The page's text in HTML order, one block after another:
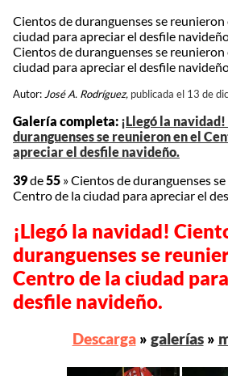
Cientos de duranguenses se
ciudad para apreciar el desfile
Cientos de duranguenses se
ciudad para apreciar el desfile
Autor:José A. Rodríguez, publicada el 13 de
Galería completa: ¡Llegó la
duranguenses se reunieron en el
apreciar el desfile navideño.
39de55 »Cientos de duranguenses
Centro de la ciudad para apreciar el
¡Llegó la navidad!
duranguenses se
Centro de la ciudad
desfile navideño.
Descarga» galerías»